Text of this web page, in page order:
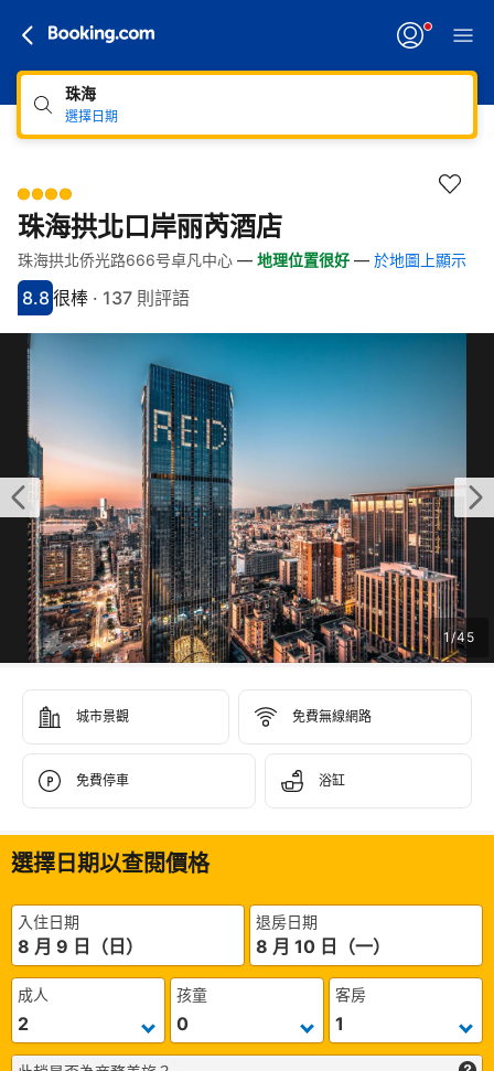
珠海
選擇日期
珠海拱北口岸丽芮酒店
快速連結
跳至住宿介紹
跳至熱門設施
跳至客房類型
跳至訂房政策
珠海拱北侨光路666号卓凡中心 — 地理位置很好 — 於地圖上顯示
分數8.8分
8.8
評比很棒
很棒 · 137 則評語
1/45
城市景觀 免費無線網路
免費停車 浴缸
選擇日期以查閱價格
入住日期
8 月 9 日（日）
退房日期
8 月 10 日（一）
成人 孩童 客房